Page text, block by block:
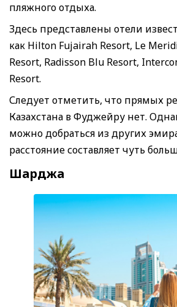
пляжного отдыха.
Здесь представлены отели
как Hilton Fujairah Resort, Le
Resort, Radisson Blu Resort,
Resort.
Следует отметить, что прямых
Казахстана в Фуджейру нет.
можно добраться из других
расстояние составляет чуть
Шарджа